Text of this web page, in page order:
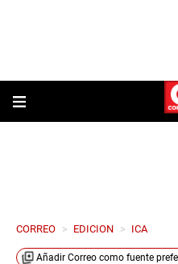
CORREO > EDICION > ICA
Añadir Correo como fuente